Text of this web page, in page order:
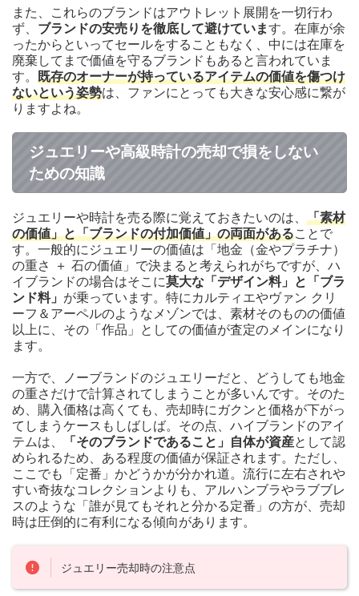
また、これらのブランドはアウトレット展開を一切行わ
ず、 ブランドの安売りを徹底して避けています。在庫が余
ったからといってセールをすることもなく、中には在庫を
廃棄してまで価値を守るブランドもあると言われていま
す。 既存のオーナーが持っているアイテムの価値を傷つけ
ないという姿勢は、ファンにとっても大きな安心感に繋が
りますよね。
ジュエリーや高級時計の売却で損をしない
ための知識
ジュエリーや時計を売る際に覚えておきたいのは、 「素材
の価値」と「ブランドの付加価値」の両面があることで
す。一般的にジュエリーの価値は「地金（金やプラチナ）
の重さ ＋ 石の価値」で決まると考えられがちですが、ハ
イブランドの場合はそこに莫大な「デザイン料」と「ブラ
ンド料」 が乗っています。特にカルティエやヴァン クリ
ーフ＆アーペルのようなメゾンでは、素材そのものの価値
以上に、その「作品」としての価値が査定のメインになり
ます。
一方で、ノーブランドのジュエリーだと、どうしても地金
の重さだけで計算されてしまうことが多いんです。そのた
め、購入価格は高くても、売却時にガクンと価格が下がっ
てしまうケースもしばしば。その点、ハイブランドのアイ
テムは、
「そのブランドであること」自体が資産として認
められるため、ある程度の価値が保証されます。ただし、
ここでも「定番」かどうかが分かれ道。流行に左右されや
すい奇抜なコレクションよりも、アルハンブラやラブブレ
スのような「誰が見てもそれと分かる定番」の方が、売却
時は圧倒的に有利になる傾向があります。
ジュエリー売却時の注意点